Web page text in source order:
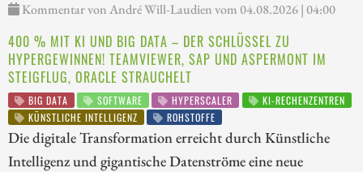
Kommentar von André Will-Laudien vom 04.08.2026 | 04:00
400 % MIT KI UND BIG DATA – DER SCHLÜSSEL ZU
HYPERGEWINNEN! TEAMVIEWER, SAP UND ASPERMONT IM
STEIGFLUG, ORACLE STRAUCHELT
BIG DATA SOFTWARE HYPERSCALER
KI-RECHENZENTREN
KÜNSTLICHE INTELLIGENZ
ROHSTOFFE
Die digitale Transformation erreicht durch Künstliche
Intelligenz und gigantische Datenströme eine neue